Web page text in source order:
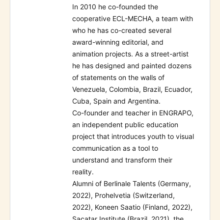
In 2010 he co-founded the
cooperative ECL-MECHA, a team with
who he has co-created several
award-winning editorial, and
animation projects. As a street-artist
he has designed and painted dozens
of statements on the walls of
Venezuela, Colombia, Brazil, Ecuador,
Cuba, Spain and Argentina.
Co-founder and teacher in ENGRAPO,
an independent public education
project that introduces youth to visual
communication as a tool to
understand and transform their
reality.
Alumni of Berlinale Talents (Germany,
2022), Prohelvetia (Switzerland,
2022), Koneen Saatio (Finland, 2022),